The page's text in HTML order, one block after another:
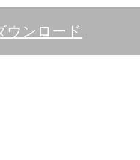
ウンロード